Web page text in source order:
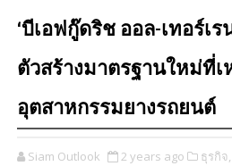
‘บีเอฟกู๊ดริช ออล-เทอร์เร
ตัวสร้างมาตรฐานใหม่ที่
อุตสาหกรรมยางรถยนต์
Siam Outlook 2 years ago ธุรกิจ,